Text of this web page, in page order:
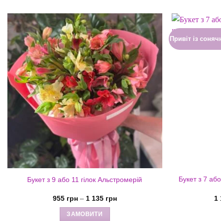
Букет з 9 або 11 гілок Альстромерій
955 грн – 1 135 грнДіапазон
ЗАМОВИТИ
Привіт із
Букет з 7
1